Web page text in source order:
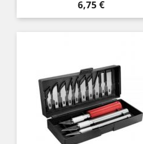
Preço
6,75 €